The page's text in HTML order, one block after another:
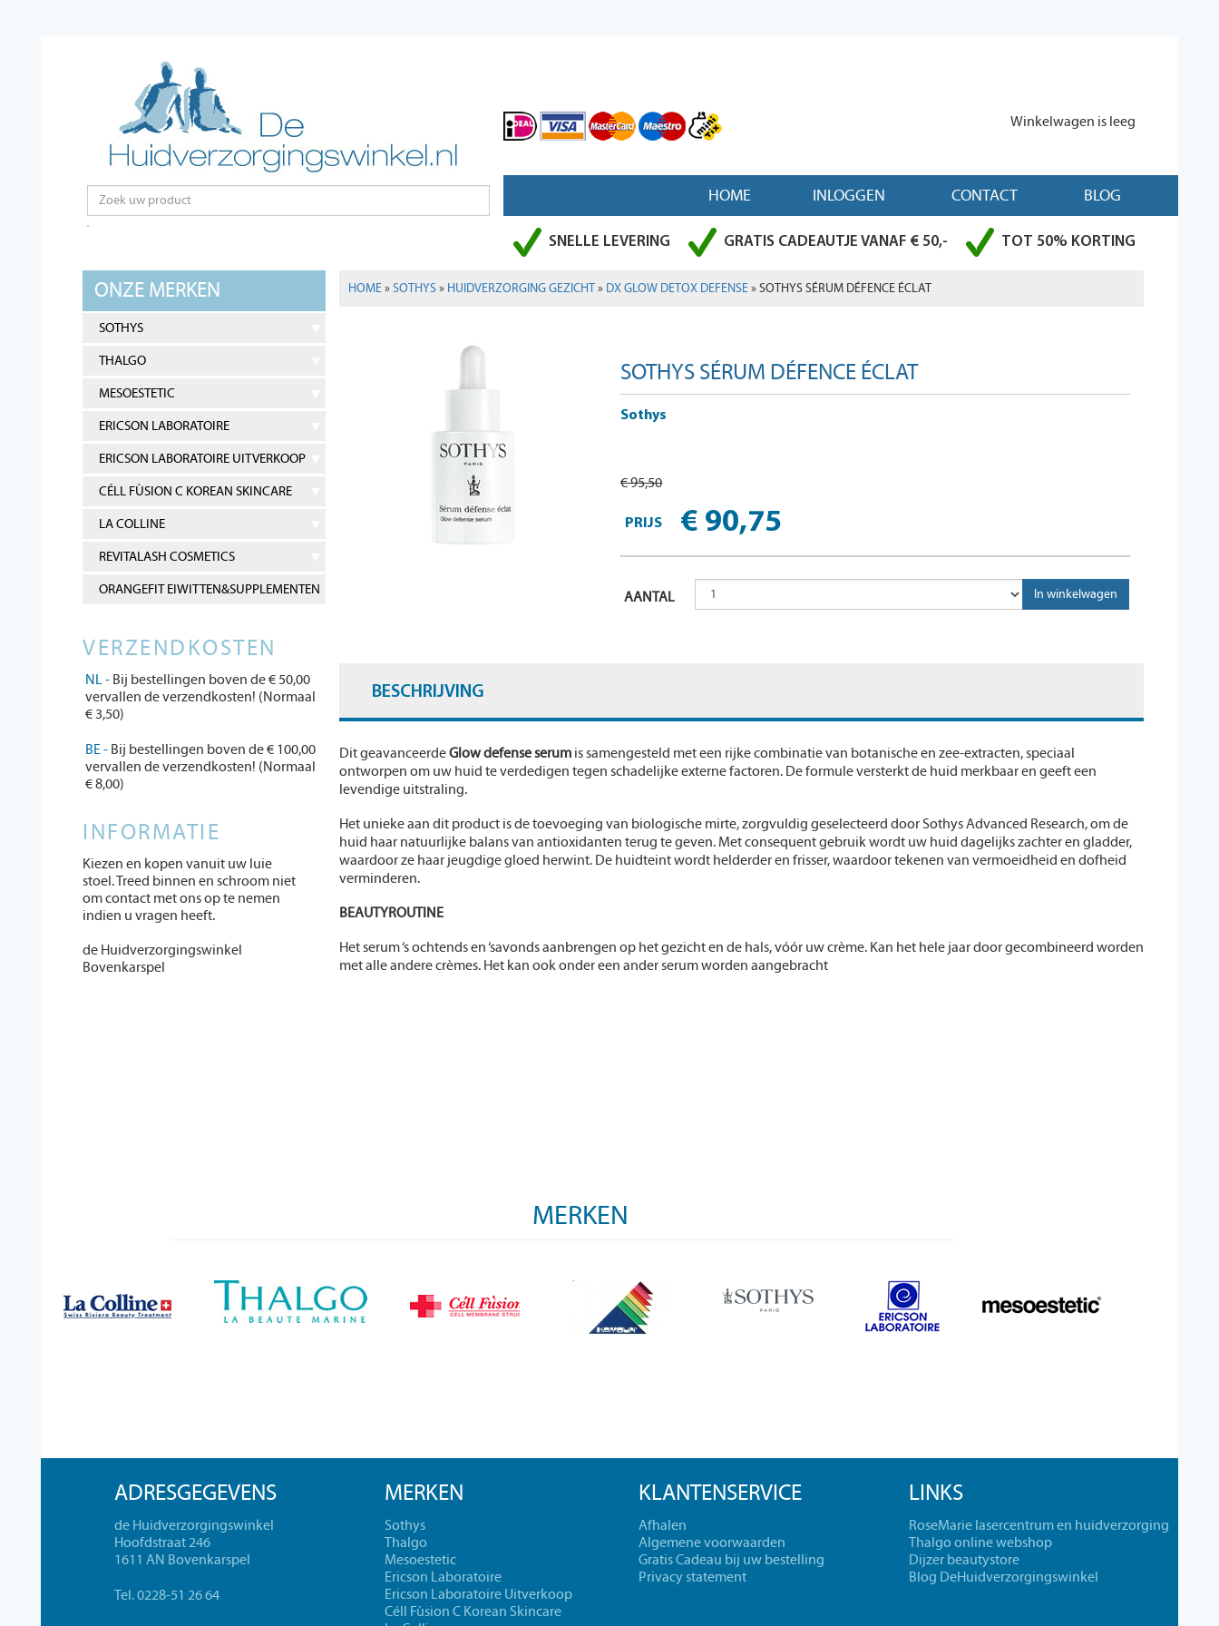
Winkelwagen is leeg
HOME INLOGGEN CONTACT BLOG
SNELLE LEVERING GRATIS CADEAUTJE VANAF € 50,- TOT 50% KORTING
ONZE MERKEN
SOTHYS
THALGO
MESOESTETIC
ERICSON LABORATOIRE
ERICSON LABORATOIRE UITVERKOOP
CÉLL FÙSION C KOREAN SKINCARE
LA COLLINE
REVITALASH COSMETICS
ORANGEFIT EIWITTEN&SUPPLEMENTEN
VERZENDKOSTEN
NL - Bij bestellingen boven de € 50,00
vervallen de verzendkosten! (Normaal
€ 3,50)
BE - Bij bestellingen boven de € 100,00
vervallen de verzendkosten! (Normaal
€ 8,00)
INFORMATIE
Kiezen en kopen vanuit uw luie
stoel. Treed binnen en schroom niet
om contact met ons op te nemen
indien u vragen heeft.
de Huidverzorgingswinkel
Bovenkarspel
HOME»SOTHYS» HUIDVERZORGING GEZICHT» DX GLOW DETOX DEFENSE» SOTHYS SÉRUM DÉFENCE ÉCLAT
SOTHYS SÉRUM DÉFENCE ÉCLAT
Sothys
€ 95,50
PRIJS € 90,75
AANTAL
BESCHRIJVING
Dit geavanceerdeGlow defense serumis samengesteld met een rijke combinatie van botanische en zee-extracten, speciaal
ontworpen om uw huid te verdedigen tegen schadelijke externe factoren. De formule versterkt de huid merkbaar en geeft een
levendige uitstraling.
Het unieke aan dit product is de toevoeging van biologische mirte, zorgvuldig geselecteerd door Sothys Advanced Research, om de
huid haar natuurlijke balans van antioxidanten terug te geven. Met consequent gebruik wordt uw huid dagelijks zachter en gladder,
waardoor ze haar jeugdige gloed herwint. De huidteint wordt helderder en frisser, waardoor tekenen van vermoeidheid en dofheid
verminderen.
BEAUTYROUTINE
Het serum ‘s ochtends en ‘savondsaanbrengen op het gezicht en de hals,vóór uw crème. Kan het hele jaar doorgecombineerd worden
met alle anderecrèmes. Het kan ook onder een anderserum worden aangebracht
MERKEN
ADRESGEGEVENS
de Huidverzorgingswinkel
Hoofdstraat 246
1611 AN Bovenkarspel
Tel. 0228-51 26 64
MERKEN
Sothys
Thalgo
Mesoestetic
Ericson Laboratoire
Ericson Laboratoire Uitverkoop
Céll Fùsion C Korean Skincare
KLANTENSERVICE
Afhalen
Algemene voorwaarden
Gratis Cadeau bij uw bestelling
Privacy statement
LINKS
RoseMarie lasercentrum en huidverzorging
Thalgo online webshop
Dijzer beautystore
Blog DeHuidverzorgingswinkel